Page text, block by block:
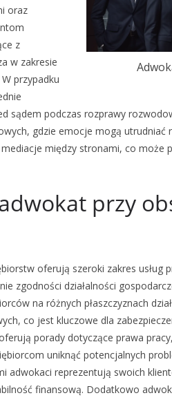
oraz
z
w zakresie
przypadku
sądem podczas rozprawy
gdzie emocje mogą utrudniać
między stronami, co może
przy
oferują szeroki zakres usług
zgodności działalności
na różnych płaszczyznach
co jest kluczowe dla
porady dotyczące prawa
uniknąć potencjalnych
adwokaci reprezentują swoich
finansową. Dodatkowo